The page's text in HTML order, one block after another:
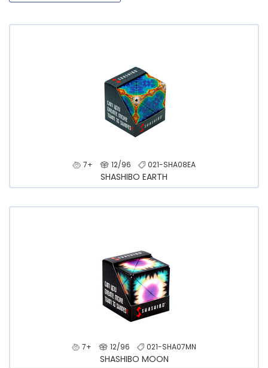
7+ 12/96 021-SHA08EA
SHASHIBO EARTH
7+ 12/96 021-SHA07MN
SHASHIBO MOON